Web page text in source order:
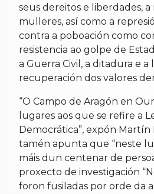
seus dereitos e liberdades, a
mulleres, así como a
contra a poboación como
resistencia ao golpe de
a Guerra Civil, a ditadura e a
recuperación dos valores
“O Campo de Aragón en
lugares aos que se refire a
Democrática”, expón
tamén apunta que “neste
máis dun centenar de
proxecto de investigación
foron fusiladas por orde da